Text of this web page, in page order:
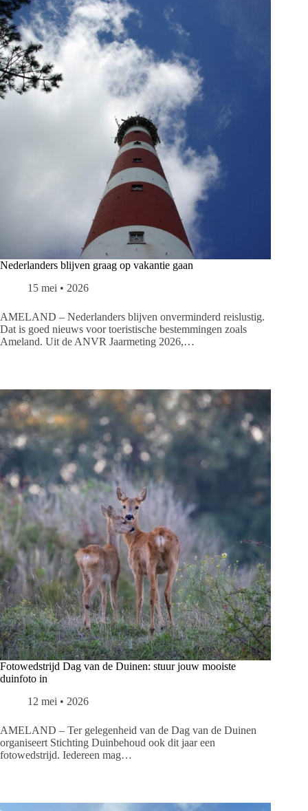
Nederlanders blijven graag op vakantie gaan
15 mei • 2026
AMELAND – Nederlanders blijven onverminderd reislustig.
Dat is goed nieuws voor toeristische bestemmingen zoals
Ameland. Uit de ANVR Jaarmeting 2026,…
Fotowedstrijd Dag van de Duinen: stuur jouw mooiste
duinfoto in
12 mei • 2026
AMELAND – Ter gelegenheid van de Dag van de Duinen
organiseert Stichting Duinbehoud ook dit jaar een
fotowedstrijd. Iedereen mag…